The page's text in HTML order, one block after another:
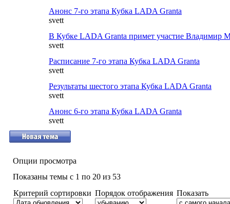
Анонс 7-го этапа Кубка LADA Granta
svett
В Кубке LADA Granta примет участие Владимир
svett
Расписание 7-го этапа Кубка LADA Granta
svett
Результаты шестого этапа Кубка LADA Granta
svett
Анонс 6-го этапа Кубка LADA Granta
svett
Опции просмотра
Показаны темы с 1 по 20 из 53
Критерий сортировки Порядок отображения Показать